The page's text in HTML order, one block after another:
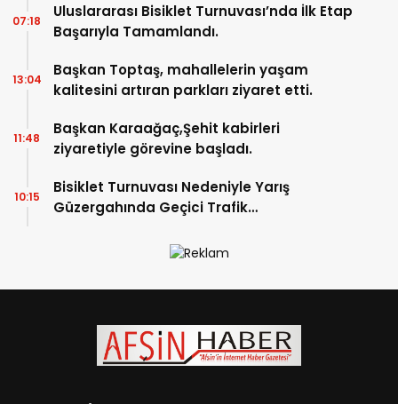
Uluslararası Bisiklet Turnuvası’nda İlk Etap
Başarıyla Tamamlandı.
07:18
Başkan Toptaş, mahallelerin yaşam
kalitesini artıran parkları ziyaret etti.
13:04
Başkan Karaağaç,Şehit kabirleri
ziyaretiyle görevine başladı.
11:48
Bisiklet Turnuvası Nedeniyle Yarış
Güzergahında Geçici Trafik
10:15